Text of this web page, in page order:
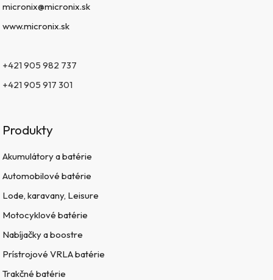
micronix@micronix.sk
www.micronix.sk
+421 905 982 737
+421 905 917 301
Produkty
Akumulátory a batérie
Automobilové batérie
Lode, karavany, Leisure
Motocyklové batérie
Nabíjačky a boostre
Prístrojové VRLA batérie
Trakčné batérie